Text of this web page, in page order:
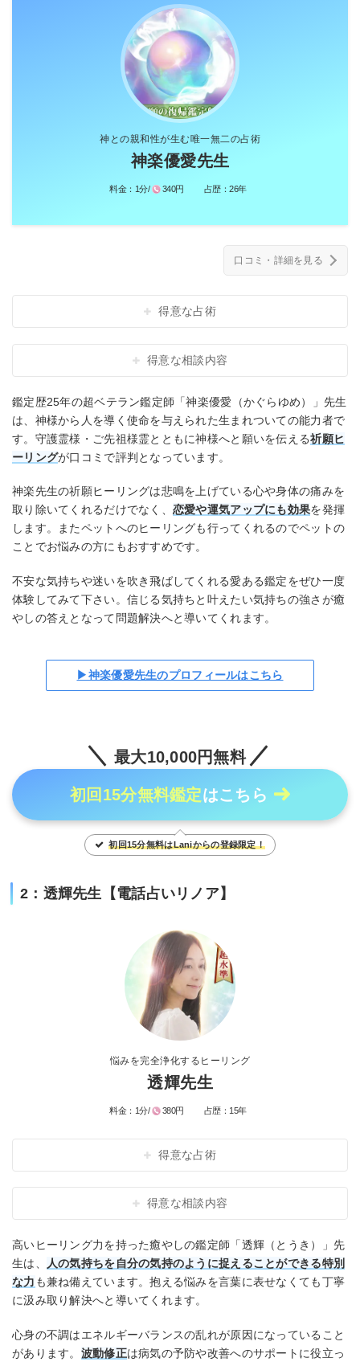
神との親和性が生む唯一無二の占術
神楽優愛先生
料金： 1分/ 340円 占歴：26年
口コミ・詳細を見る
得意な占術
得意な相談内容
鑑定歴25年の超ベテラン鑑定師「神楽優愛（かぐらゆめ）」先生
は、神様から人を導く使命を与えられた生まれついての能力者で
す。守護霊様・ご先祖様霊とともに神様へと願いを伝える祈願ヒ
ーリングが口コミで評判となっています。
神楽先生の祈願ヒーリングは悲鳴を上げている心や身体の痛みを
取り除いてくれるだけでなく、 恋愛や運気アップにも効果を発揮
します。またペットへのヒーリングも行ってくれるのでペットの
ことでお悩みの方にもおすすめです。
不安な気持ちや迷いを吹き飛ばしてくれる愛ある鑑定をぜひ一度
体験してみて下さい。信じる気持ちと叶えたい気持ちの強さが癒
やしの答えとなって問題解決へと導いてくれます。
▶神楽優愛先生のプロフィールはこちら
最大10,000円無料
初回15分無料鑑定はこちら
初回15分無料はLaniからの登録限定！
2：透輝先生【電話占いリノア】
悩みを完全浄化するヒーリング
透輝先生
料金： 1分/ 380円 占歴： 15年
得意な占術
得意な相談内容
高いヒーリング力を持った癒やしの鑑定師「透輝（とうき）」先
生は、
人の気持ちを自分の気持のように捉えることができる特別
な力 も兼ね備えています。抱える悩みを言葉に表せなくても丁寧
に汲み取り解決へと導いてくれます。
心身の不調はエネルギーバランスの乱れが原因になっていること
があります。 波動修正は病気の予防や改善へのサポートに役立っ